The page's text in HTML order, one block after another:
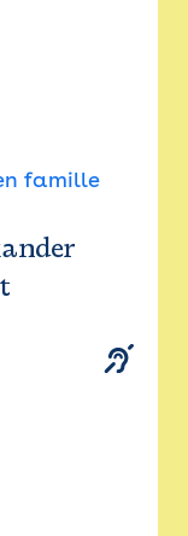
famille